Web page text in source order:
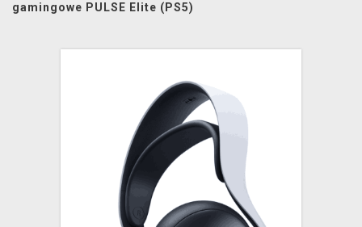
gamingowe PULSE Elite (PS5)